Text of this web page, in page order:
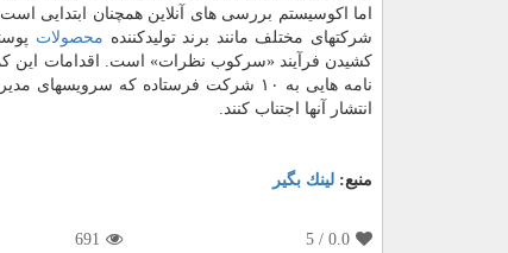
اما اکوسیستم بررسی های آنلاین همچنان ابتدایی
شرکتهای مختلف مانند برند تولیدکننده محصولات
نامه هایی به ۱۰ شرکت فرستاده که
انتشار آنها اجتناب کنند.
منبع: لینك بگیر
0.0
/ 5
691